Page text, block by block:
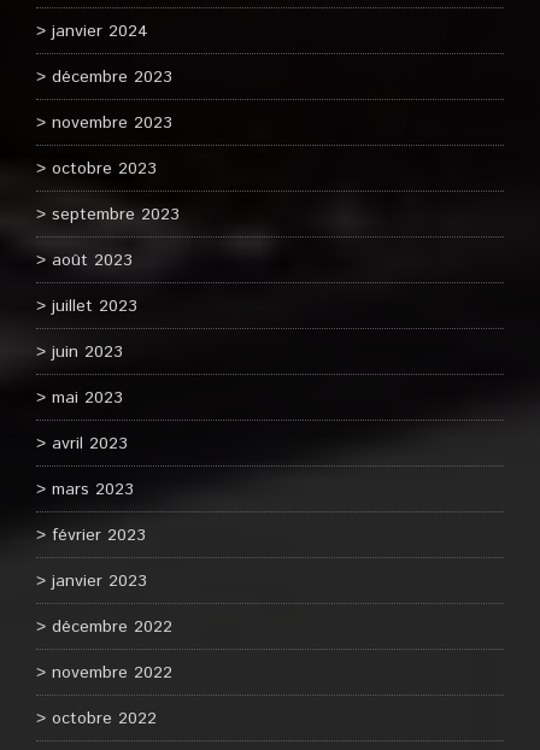
janvier 2024
décembre 2023
novembre 2023
octobre 2023
septembre 2023
août 2023
juillet 2023
juin 2023
mai 2023
avril 2023
mars 2023
février 2023
janvier 2023
décembre 2022
novembre 2022
octobre 2022